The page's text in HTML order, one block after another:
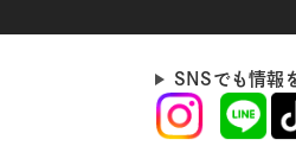
SNSでも情報